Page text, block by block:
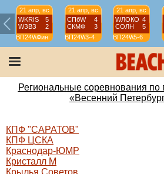
21 апр, вс
WKRIS
5
WЗВЗ
2
ВП24WФин
21 апр, вс
СПбW
4
СКМФ
3
ВП24W3-4
21 апр, вс
WЛОКО 4
СОЛН
5
ВП24W5-6
Региональные соревнования
«Весенний
КПФ "САРАТОВ"
КПФ ЦСКА
Краснодар-ЮМР
Кристалл М
Крылья Советов